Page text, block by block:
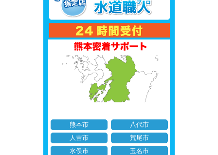
熊本市
八代市
人吉市
荒尾市
水俣市
玉名市